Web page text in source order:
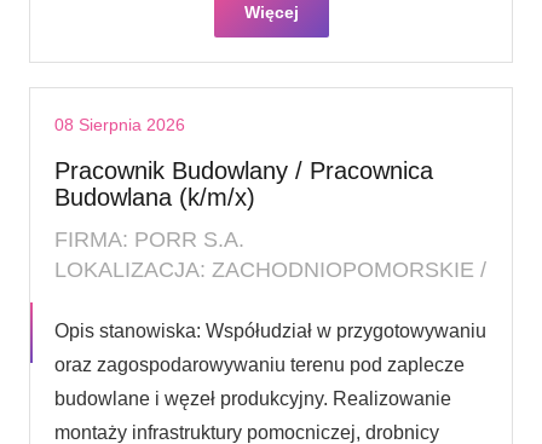
Więcej
08 Sierpnia 2026
Pracownik Budowlany / Pracownica
Budowlana (k/m/x)
FIRMA: PORR S.A.
LOKALIZACJA: ZACHODNIOPOMORSKIE /
Opis stanowiska: Współudział w przygotowywaniu
oraz zagospodarowywaniu terenu pod zaplecze
budowlane i węzeł produkcyjny. Realizowanie
montaży infrastruktury pomocniczej, drobnicy